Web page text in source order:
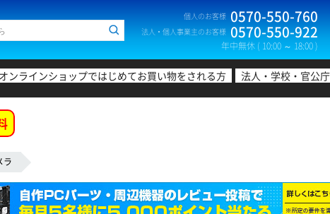
個人のお客様 0570-550-760
法人・個人事業主のお客様 0570-550-922
年中無休 ( 10:00 ～ 18:00 )
ンラインショップではじめてお買い物をされる方 法人・学校・官公
ラ